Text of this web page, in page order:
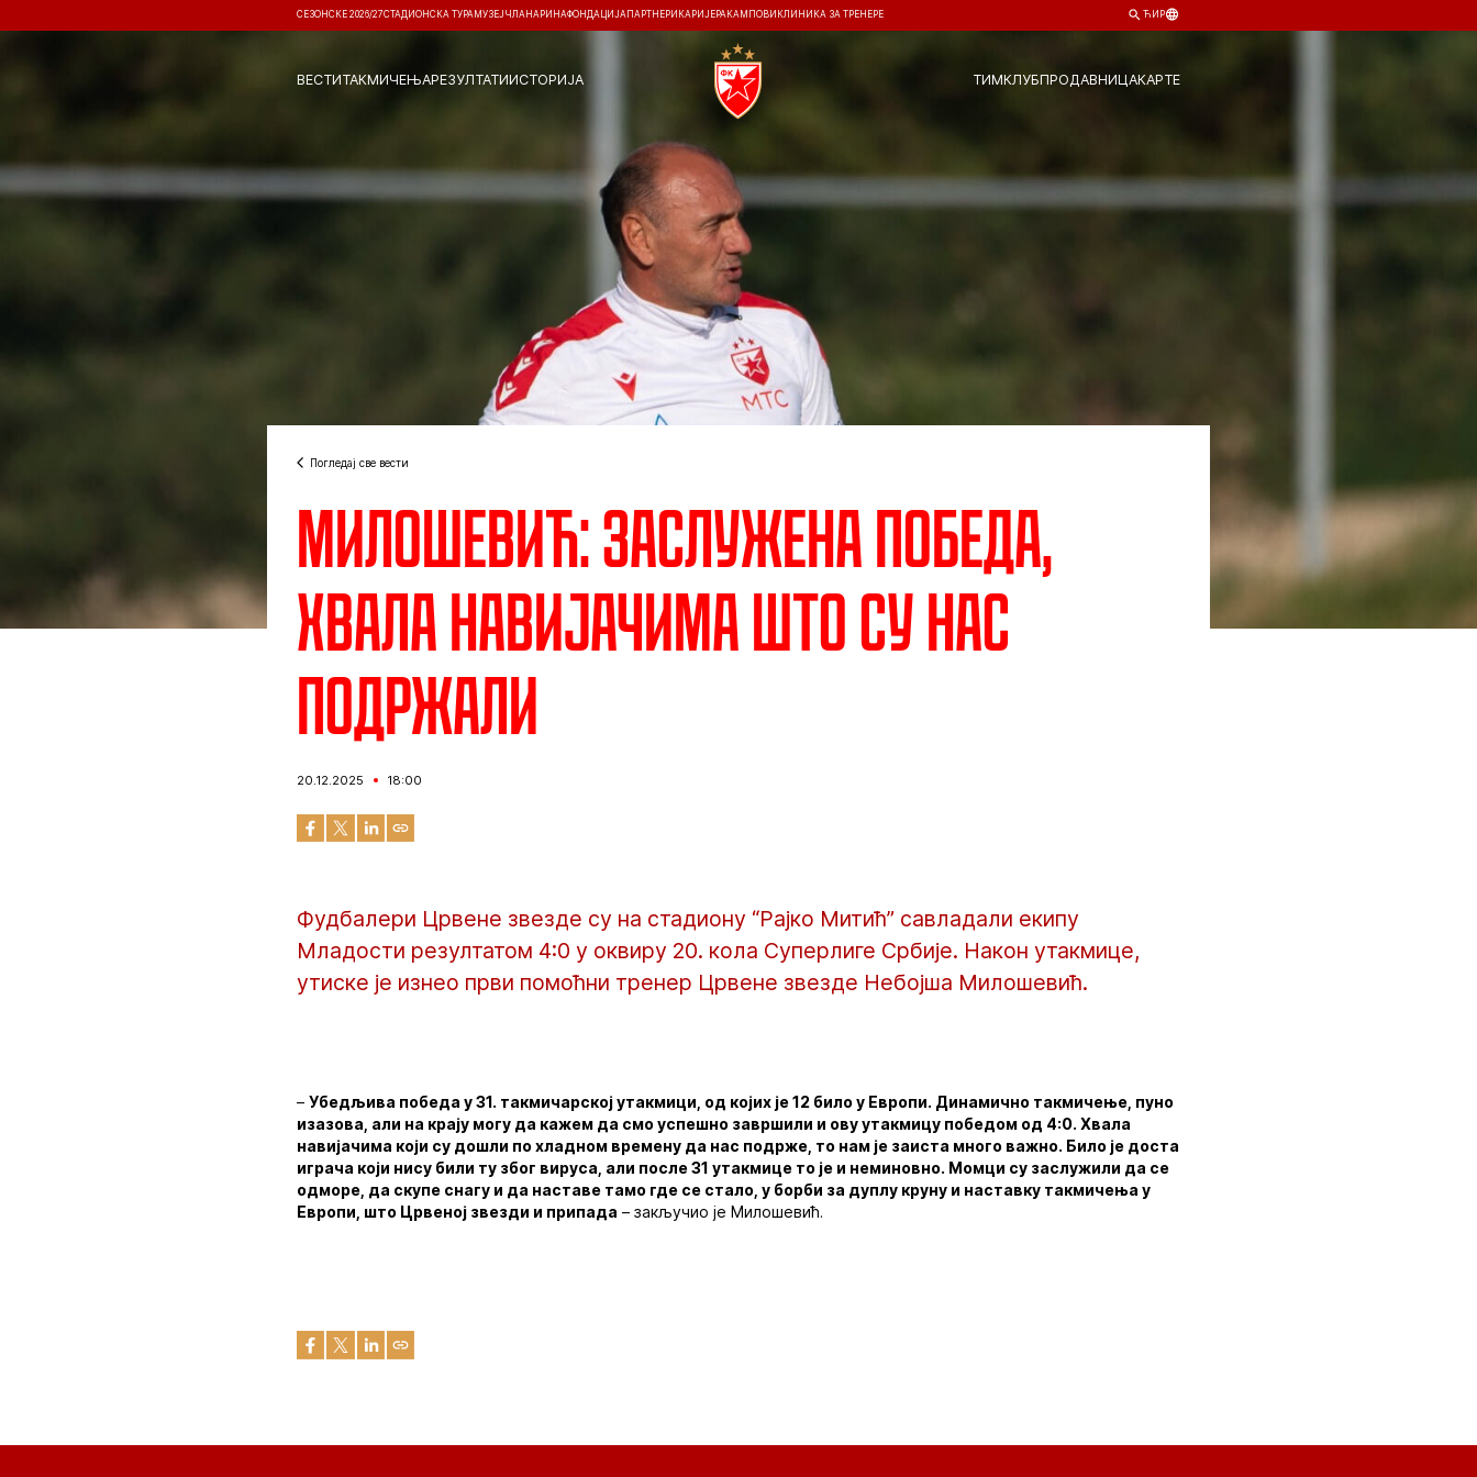
СЕЗОНСКЕ 2026/27СТАДИОНСКА ТУРА МУЗЕЈ ЧЛАНАРИНАФОНДАЦИЈА ПАРТНЕРИ КАРИЈЕРА КАМПОВИ КЛИНИКА ЗА ТРЕНЕРЕ ЋИР
ВЕСТИТАКМИЧЕЊАРЕЗУЛТАТИИСТОРИЈА ТИМКЛУБПРОДАВНИЦАКАРТЕ
Погледај све вести
Милошевић: Заслужена победа,
хвала навијачима што су нас
подржали
20.12.2025 18:00
Фудбалери Црвене звезде су на стадиону “Рајко Митић” савладали екипу
Младости резултатом 4:0 у оквиру 20. кола Суперлиге Србије. Након утакмице,
утиске је изнео први помоћни тренер Црвене звезде Небојша Милошевић.
–Убедљива победа у 31. такмичарској утакмици, од којих је 12 било у Европи. Динамично такмичење, пуно
изазова, али на крају могу да кажем да смо успешно завршили и ову утакмицу победом од 4:0. Хвала
навијачима који су дошли по хладном времену да нас подрже, то нам је заиста много важно. Било је доста
играча који нису били ту због вируса, али после 31 утакмице то је и неминовно. Момци су заслужили да се
одморе, да скупе снагу и да наставе тамо где се стало, у борби за дуплу круну и наставку такмичења у
Европи, што Црвеној звезди и припада – закључио је Милошевић.